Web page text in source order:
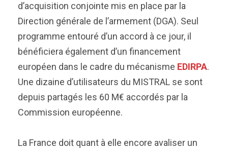
d’acquisition conjointe mis en place par la
Direction générale de l’armement (DGA). Seul
programme entouré d’un accord à ce jour, il
bénéficiera également d’un financement
européen dans le cadre du mécanisme EDIRPA.
Une dizaine d’utilisateurs du MISTRAL se sont
depuis partagés les 60 M€ accordés par la
Commission européenne.
La France doit quant à elle encore avaliser un